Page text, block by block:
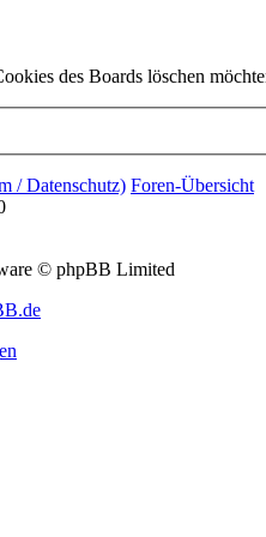
des Boards löschen
/ Datenschutz) Foren-Übersicht
© phpBB Limited